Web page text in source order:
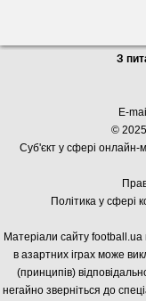
З
E-
©
Суб'єкт у сфері онлайн-
Політика у сфері
Матеріали сайту football.ua
в азартних іграх може
(принципів)
негайно зверніться до